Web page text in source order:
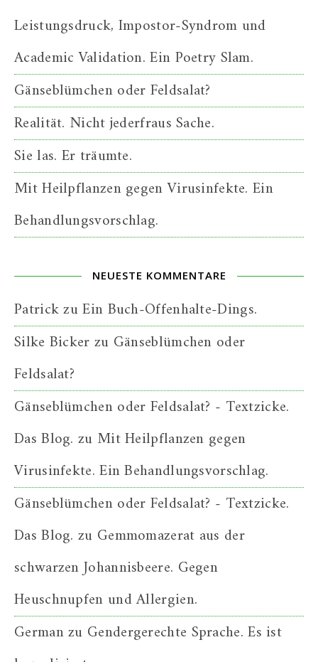
Leistungsdruck, Impostor-Syndrom und
Academic Validation. Ein Poetry Slam.
Gänseblümchen oder Feldsalat?
Realität. Nicht jederfraus Sache.
Sie las. Er träumte.
Mit Heilpflanzen gegen Virusinfekte. Ein
Behandlungsvorschlag.
NEUESTE KOMMENTARE
PatrickzuEin Buch-Offenhalte-Dings.
Silke Bickerzu Gänseblümchen oder
Feldsalat?
Gänseblümchen oder Feldsalat? - Textzicke.
Das Blog. zu Mit Heilpflanzen gegen
Virusinfekte. Ein Behandlungsvorschlag.
Gänseblümchen oder Feldsalat? - Textzicke.
Das Blog. zu Gemmomazerat aus der
schwarzen Johannisbeere. Gegen
Heuschnupfen und Allergien.
Germanzu Gendergerechte Sprache. Es ist